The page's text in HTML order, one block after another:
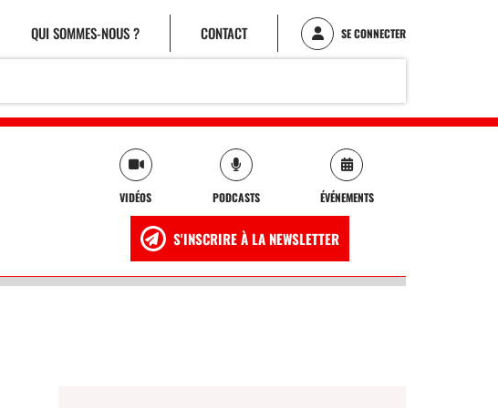
QUI SOMMES-NOUS ? CONTACT SE CONNECTER
VIDÉOS PODCASTS ÉVÉNEMENTS
S'INSCRIRE À LA NEWSLETTER